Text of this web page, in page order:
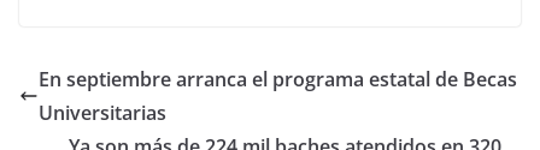
En septiembre arranca el programa estatal de Becas
Universitarias